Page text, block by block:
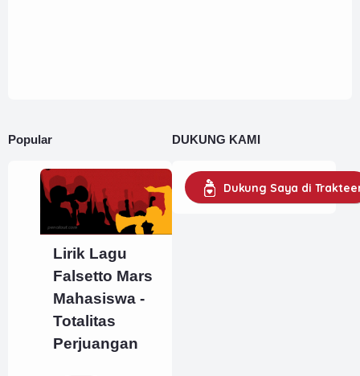
Popular
Lirik Lagu
Falsetto Mars
Mahasiswa -
Totalitas
Perjuangan
DUKUNG KAMI
Dukung Saya di